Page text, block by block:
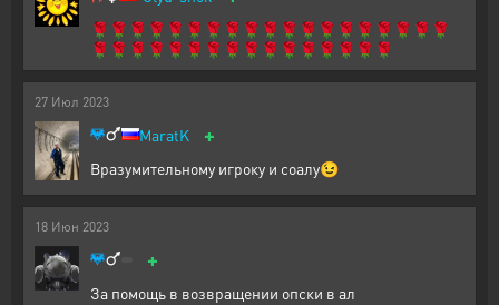
🌹🌹🌹🌹🌹🌹🌹🌹🌹🌹🌹🌹🌹🌹🌹🌹🌹🌹🌹
🌹🌹🌹🌹🌹🌹🌹🌹🌹🌹🌹🌹🌹🌹🌹🌹
27 Июл 2023
MaratK +
Вразумительному игроку и соалу😉
18 Июн 2023
+
За помощь в возвращении опски в ал